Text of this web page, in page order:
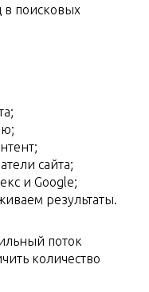
в поисковых
сайта;
и Google;
результаты.
поток
количество